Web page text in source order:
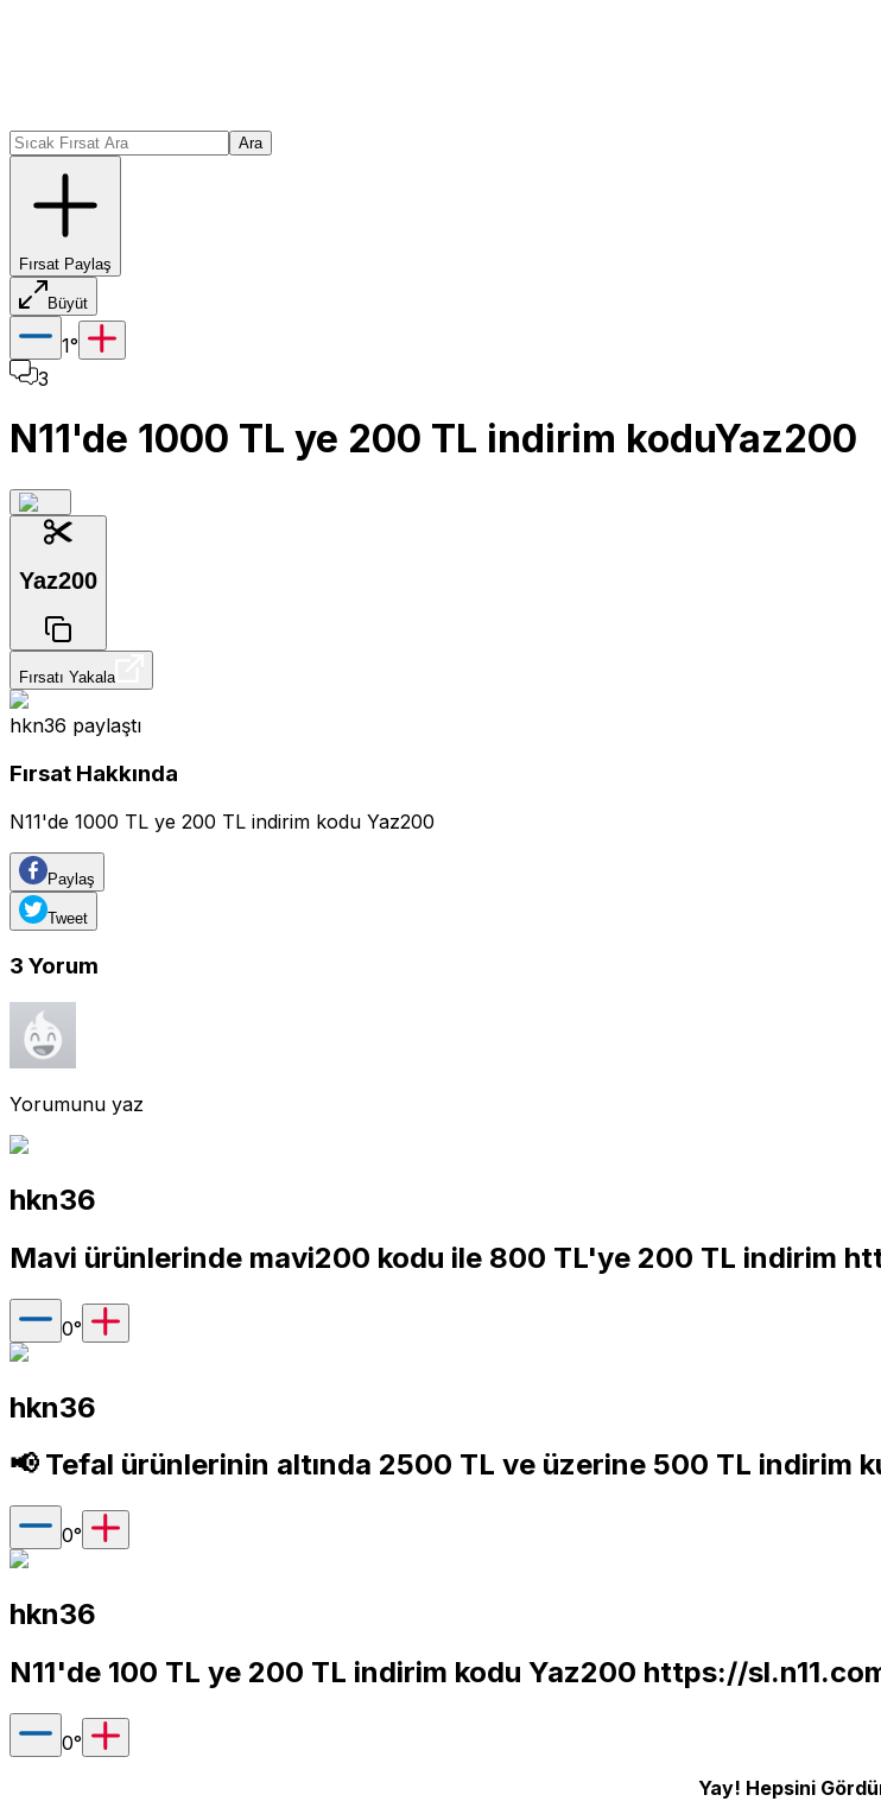
Ara
Fırsat Paylaş
Büyüt
1°
3
N11'de 1000 TL ye 200 TL indirim koduYaz200
Yaz200
Fırsatı Yakala
hkn36 paylaştı
Fırsat Hakkında
N11'de 1000 TL ye 200 TL indirim kodu Yaz200
Paylaş
Tweet
3 Yorum
Yorumunu yaz
hkn36
Mavi ürünlerinde mavi200 kodu ile 800 TL'ye 200 TL indirim
0°
hkn36
📢 Tefal ürünlerinin altında 2500 TL ve üzerine 500 TL indirim
0°
hkn36
N11'de 100 TL ye 200 TL indirim kodu Yaz200 https://
0°
Yay! Hepsini